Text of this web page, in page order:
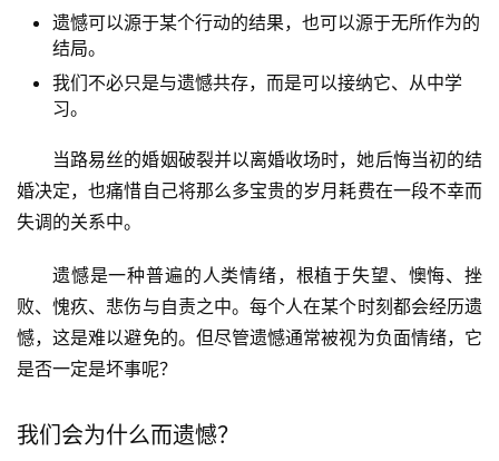
遗憾可以源于某个行动的结果，也可以源于无所作为的
结局。
我们不必只是与遗憾共存，而是可以接纳它、从中学
习。
当路易丝的婚姻破裂并以离婚收场时，她后悔当初的结
婚决定，也痛惜自己将那么多宝贵的岁月耗费在一段不幸而
失调的关系中。
遗憾是一种普遍的人类情绪，根植于失望、懊悔、挫
败、愧疚、悲伤与自责之中。每个人在某个时刻都会经历遗
憾，这是难以避免的。但尽管遗憾通常被视为负面情绪，它
是否一定是坏事呢？
我们会为什么而遗憾？